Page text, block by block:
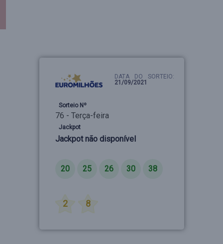
DATA DO SORTEIO:
21/09/2021
Sorteio Nº
76 - Terça-feira
Jackpot
Jackpot não disponível
20 25 26 30 38
2 8